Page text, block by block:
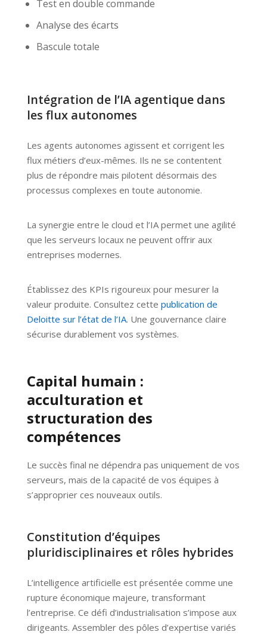
Test en double commande
Analyse des écarts
Bascule totale
Intégration de l’IA agentique dans
les flux autonomes
Les agents autonomes agissent et corrigent les
flux métiers d’eux-mêmes. Ils ne se contentent
plus de répondre mais pilotent désormais des
processus complexes en toute autonomie.
La synergie entre le cloud et l’IA permet une agilité
que les serveurs locaux ne peuvent offrir aux
entreprises modernes.
Établissez des KPIs rigoureux pour mesurer la
valeur produite. Consultez cette publication de
Deloitte sur l’état de l’IA. Une gouvernance claire
sécurise durablement vos systèmes.
Capital humain :
acculturation et
structuration des
compétences
Le succès final ne dépendra pas uniquement de vos
serveurs, mais de la capacité de vos équipes à
s’approprier ces nouveaux outils.
Constitution d’équipes
pluridisciplinaires et rôles hybrides
L’intelligence artificielle est présentée comme une
rupture économique majeure, transformant
l’entreprise. Ce défi d’industrialisation s’impose aux
dirigeants. Assembler des pôles d’expertise variés